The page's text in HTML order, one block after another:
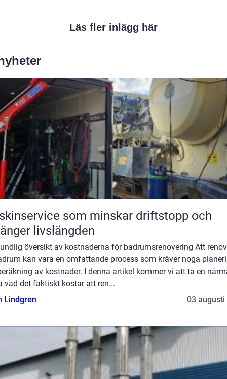
Läs fler inlägg här
som minskar driftstopp och
livslängden
översikt av kostnaderna för badrumsrenovering Att
kan vara en omfattande process som kräver noga
av kostnader. I denna artikel kommer vi att ta en
vad det faktiskt kostar att ren...
Lindgren
03 augusti